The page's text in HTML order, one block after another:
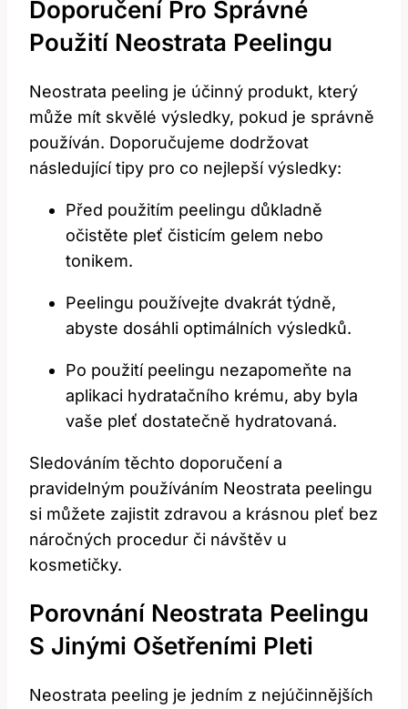
Doporučení ‍pro Správné
‍použití Neostrata Peelingu
Neostrata peeling je ⁣účinný produkt, který⁣
může mít skvělé výsledky, pokud⁣ je⁣ správně
používán.​ Doporučujeme dodržovat
následující⁤ tipy pro co nejlepší výsledky:
Před použitím peelingu‌ důkladně
⁢očistěte pleť čisticím⁢ gelem nebo
tonikem.
Peelingu ⁤používejte ‍dvakrát týdně,
abyste dosáhli optimálních ‌výsledků.
Po použití ​peelingu nezapomeňte na
aplikaci hydratačního krému, aby byla‌
vaše​ pleť⁤ dostatečně hydratovaná.
Sledováním těchto ⁣doporučení⁤ a
pravidelným používáním Neostrata ⁢peelingu‍
si můžete⁣ zajistit​ zdravou a krásnou pleť bez
náročných procedur či návštěv u
kosmetičky.
Porovnání Neostrata ⁣peelingu ​
S Jinými Ošetřeními Pleti
Neostrata ‍peeling je jedním‍ z‍ nejúčinnějších